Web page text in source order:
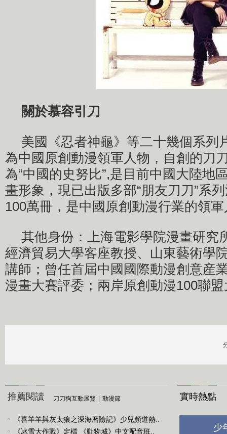
關於慕容引刀
美國《忍者神龜》等二十幾個系列
為中國原創動漫領軍人物，自創的刀
為“中國的史努比”,是目前中國大陸地
畫形象，現已出版多部“朋友刀刀”系
100萬冊，是中國原創動漫行業的領
其他身份：上海電影學院漫畫研究
經濟貿易大學客座教授、山東藝術學
講師；曾任首屆中國國際動漫創意産
漫畫大賽評委；兩岸原創動漫100聯
推薦閱讀 刀刀狗互動展覽 | 動漫節
《喜羊羊與灰太狼之深海曆險記》少兒頻道熱..
《冰雪大作戰》定檔 《動物城》中文配音班..
實時熱點
少